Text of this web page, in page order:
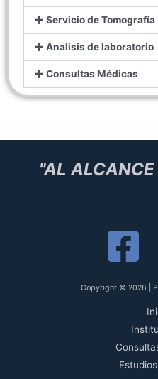
Servicio de Tomografía
Analisis de laboratorio
Consultas Médicas
"AL
Copyright © 2026 |